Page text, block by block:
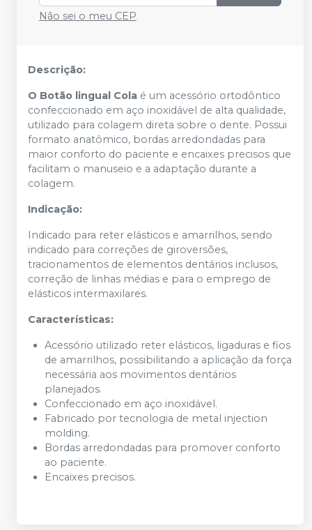
Não sei o meu CEP
Descrição:
O Botão lingual Cola é um acessório ortodôntico
confeccionado em aço inoxidável de alta qualidade,
utilizado para colagem direta sobre o dente. Possui
formato anatômico, bordas arredondadas para
maior conforto do paciente e encaixes precisos que
facilitam o manuseio e a adaptação durante a
colagem.
Indicação:
Indicado para reter elásticos e amarrilhos, sendo
indicado para correções de giroversões,
tracionamentos de elementos dentários inclusos,
correção de linhas médias e para o emprego de
elásticos intermaxilares.
Características:
Acessório utilizado reter elásticos, ligaduras e fios
de amarrilhos, possibilitando a aplicação da força
necessária aos movimentos dentários
planejados.
Confeccionado em aço inoxidável.
Fabricado por tecnologia de metal injection
molding.
Bordas arredondadas para promover conforto
ao paciente.
Encaixes precisos.